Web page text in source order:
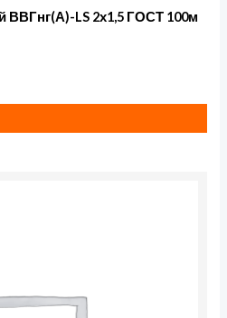
LS 2х1,5 ГОСТ 100м